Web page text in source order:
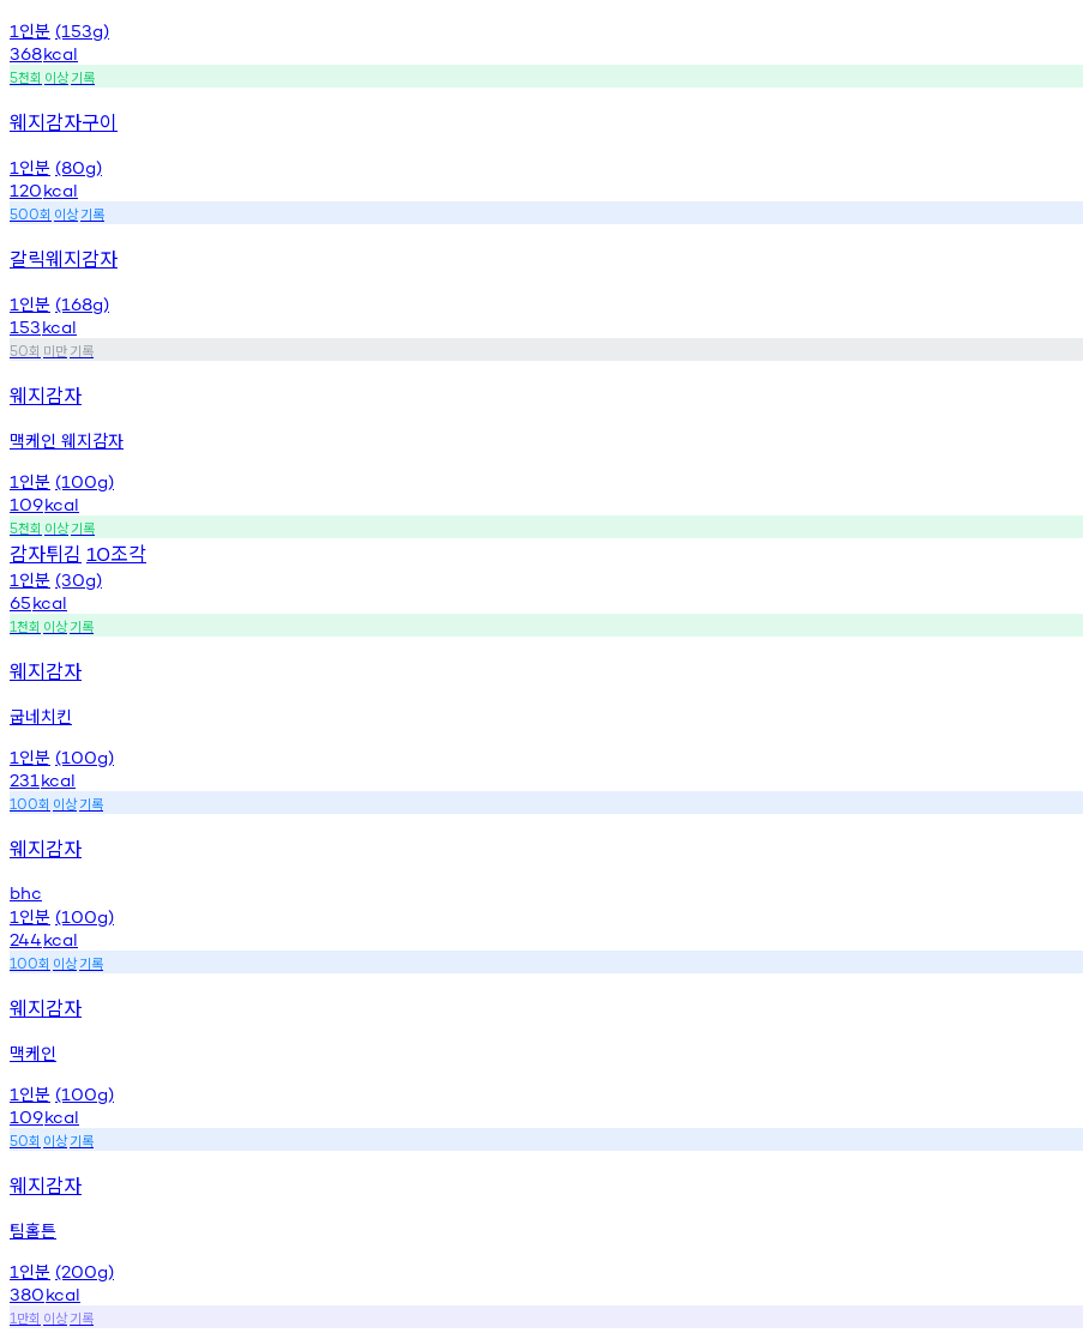
1 인분 (153g)
368kcal
5천회 이상기록
웨지감자구이
1 인분 (80g)
120kcal
500회 이상기록
갈릭웨지감자
1 인분 (168g)
153kcal
50회 미만기록
웨지감자
맥케인 웨지감자
1 인분 (100g)
109kcal
5천회 이상기록
감자튀김 10조각
1 인분 (30g)
65kcal
1천회 이상기록
웨지감자
굽네치킨
1 인분 (100g)
231 kcal
100회 이상기록
웨지감자
bhc
1 인분 (100g)
244kcal
100회 이상기록
웨지감자
맥케인
1 인분 (100g)
109kcal
50회 이상기록
웨지감자
팀홀튼
1 인분 (200g)
380kcal
1 만회 이상기록